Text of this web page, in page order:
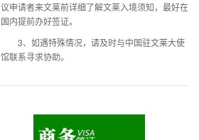
议申请者来文莱前详细了解文莱入境须知，最好在
国内提前办好签证。
3、如遇特殊情况，请及时与中国驻文莱大使
馆联系寻求协助。